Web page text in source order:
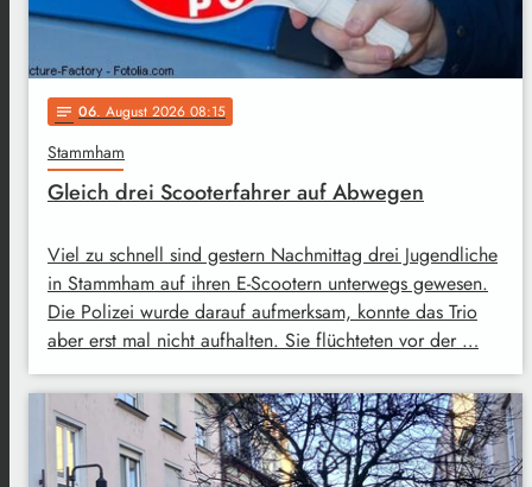
notes 06. August 2026 08:15
Stammham
Gleich drei Scooterfahrer auf Abwegen
Viel zu schnell sind gestern Nachmittag drei Jugendliche
in Stammham auf ihren E-Scootern unterwegs gewesen.
Die Polizei wurde darauf aufmerksam, konnte das Trio
aber erst mal nicht aufhalten. Sie flüchteten vor der …